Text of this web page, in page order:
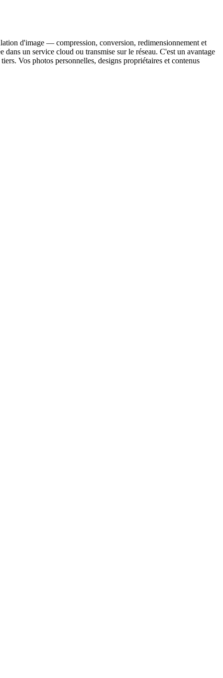
d'image — compression, conversion, redimensionnement et
un service cloud ou transmise sur le réseau. C'est un avantage
Vos photos personnelles, designs propriétaires et contenus